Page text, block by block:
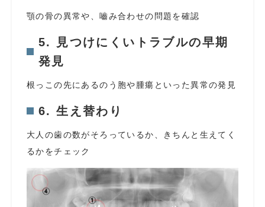
顎の骨の異常や、嚙み合わせの問題を確認
5. 見つけにくいトラブルの早期
発見
根っこの先にあるのう胞や腫瘍といった異常の発見
6. 生え替わり
大人の歯の数がそろっているか、きちんと生えてく
るかをチェック